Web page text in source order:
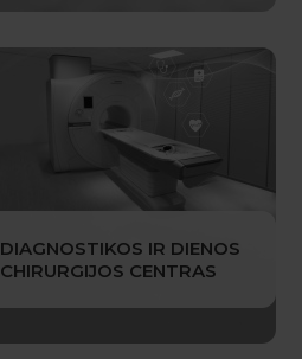
DIAGNOSTIKOS IR DIENOS
CHIRURGIJOS CENTRAS